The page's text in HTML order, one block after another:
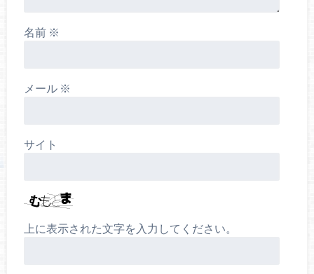
名前 ※
メール ※
サイト
上に表示された文字を入力してください。